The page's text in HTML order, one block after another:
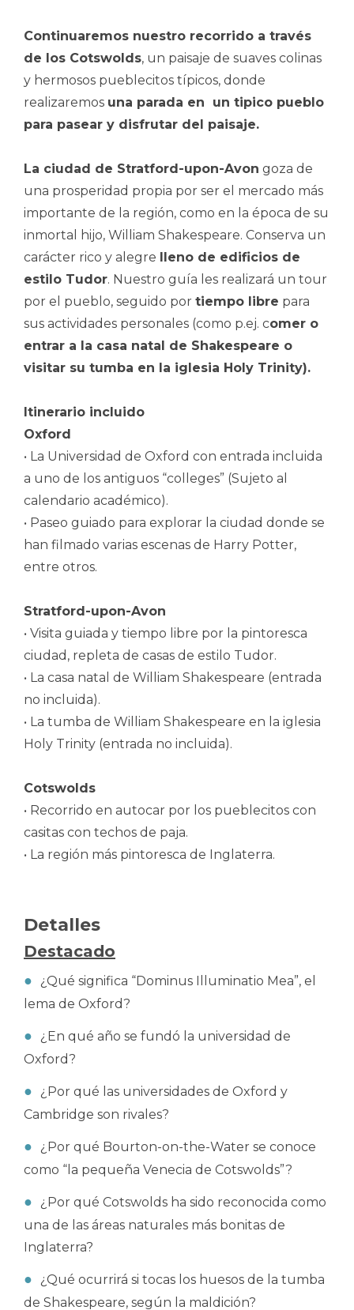
Continuaremos nuestro recorrido a través
de los Cotswolds, un paisaje de suaves colinas
y hermosos pueblecitos típicos, donde
realizaremos una parada en un tipico pueblo
para pasear y disfrutar del paisaje.
La ciudad de Stratford-upon-Avon goza de
una prosperidad propia por ser el mercado más
importante de la región, como en la época de su
inmortal hijo, William Shakespeare. Conserva un
carácter rico y alegre lleno de edificios de
estilo Tudor. Nuestro guía les realizará un tour
por el pueblo, seguido por tiempo libre para
sus actividades personales (como p.ej. comer o
entrar a la casa natal de Shakespeare o
visitar su tumba en la iglesia Holy Trinity).
Itinerario incluido
Oxford
• La Universidad de Oxford con entrada incluida
a uno de los antiguos “colleges” (Sujeto al
calendario académico).
• Paseo guiado para explorar la ciudad donde se
han filmado varias escenas de Harry Potter,
entre otros.
Stratford-upon-Avon
• Visita guiada y tiempo libre por la pintoresca
ciudad, repleta de casas de estilo Tudor.
• La casa natal de William Shakespeare (entrada
no incluida).
• La tumba de William Shakespeare en la iglesia
Holy Trinity (entrada no incluida).
Cotswolds
• Recorrido en autocar por los pueblecitos con
casitas con techos de paja.
• La región más pintoresca de Inglaterra.
Detalles
Destacado
¿Qué significa “Dominus Illuminatio Mea”, el
lema de Oxford?
¿En qué año se fundó la universidad de
Oxford?
¿Por qué las universidades de Oxford y
Cambridge son rivales?
¿Por qué Bourton-on-the-Water se conoce
como “la pequeña Venecia de Cotswolds”?
¿Por qué Cotswolds ha sido reconocida como
una de las áreas naturales más bonitas de
Inglaterra?
¿Qué ocurrirá si tocas los huesos de la tumba
de Shakespeare, según la maldición?